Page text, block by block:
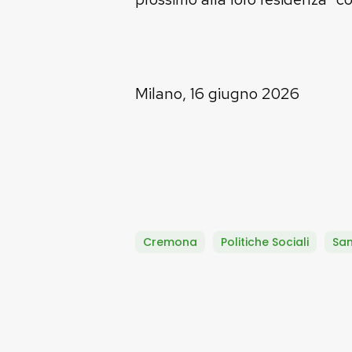
Milano, 16 giugno 2026
Cremona Politiche Sociali